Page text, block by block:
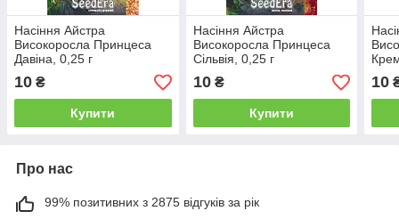
Насіння Айстра
Високоросла Принцеса
Давіна, 0,25 г
10 ₴
Купити
Насіння Айстра
Високоросла Принцеса
Сільвія, 0,25 г
10₴
Купити
10
Про нас
99% позитивних з 2875 відгуків за рік